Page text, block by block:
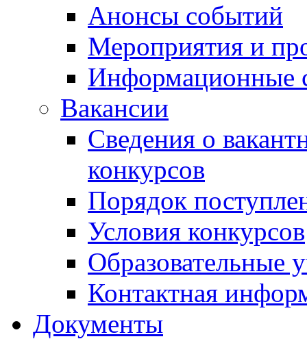
Анонсы событий
Мероприятия и
Информационные
Вакансии
Сведения о
конкурсов
Порядок
Условия конкурсов
Образовательные
Контактная
Документы